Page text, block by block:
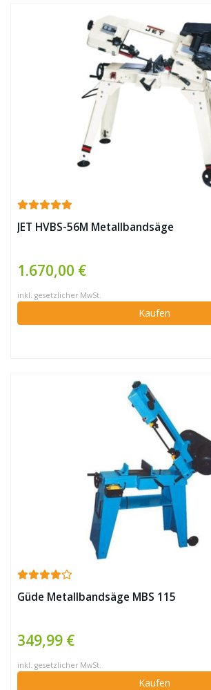
JET HVBS-56M Metallbandsäge
1.670,00 €
inkl. gesetzlicher MwSt.
Kaufen
Güde Metallbandsäge MBS 115
349,99 €
inkl. gesetzlicher MwSt.
Kaufen